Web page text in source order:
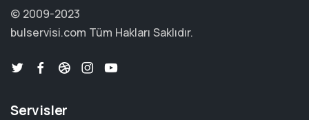
© 2009-2023
bulservisi.com Tüm Hakları Saklıdır.
Servisler